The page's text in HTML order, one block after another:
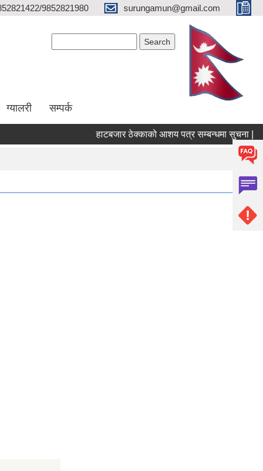
9852821980 surungamun@gmail.com
ग्यालरी सम्पर्क
हाटबजार ठेक्काको आशय पत्र सम्बन्धमा सुचना |